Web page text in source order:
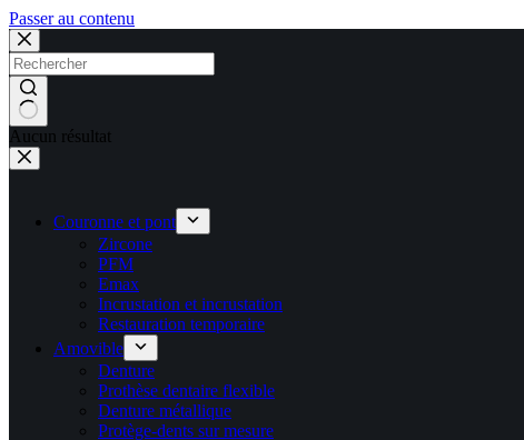
Passer au contenu
Aucun résultat
Couronne et pont
Zircone
PFM
Emax
Incrustation et incrustation
Restauration temporaire
Amovible
Denture
Prothèse dentaire flexible
Denture métallique
Protège-dents sur mesure